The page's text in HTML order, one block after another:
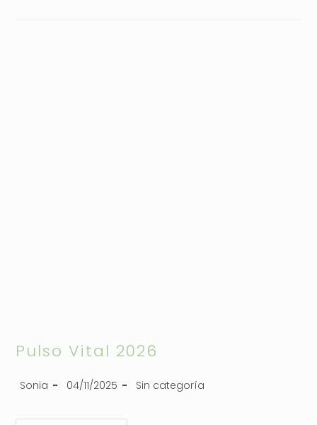
Pulso Vital 2026
Sonia 04/11/2025 Sin categoría